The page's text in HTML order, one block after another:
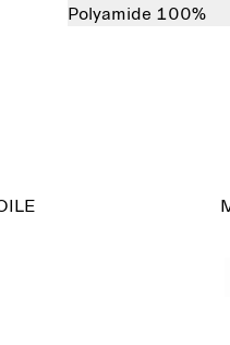
Polyamide 100%